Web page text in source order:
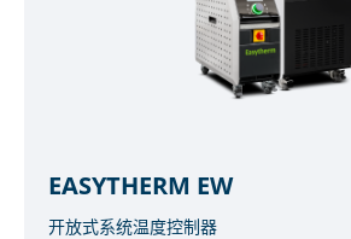
EASYTHERM EW
开放式系统温度控制器